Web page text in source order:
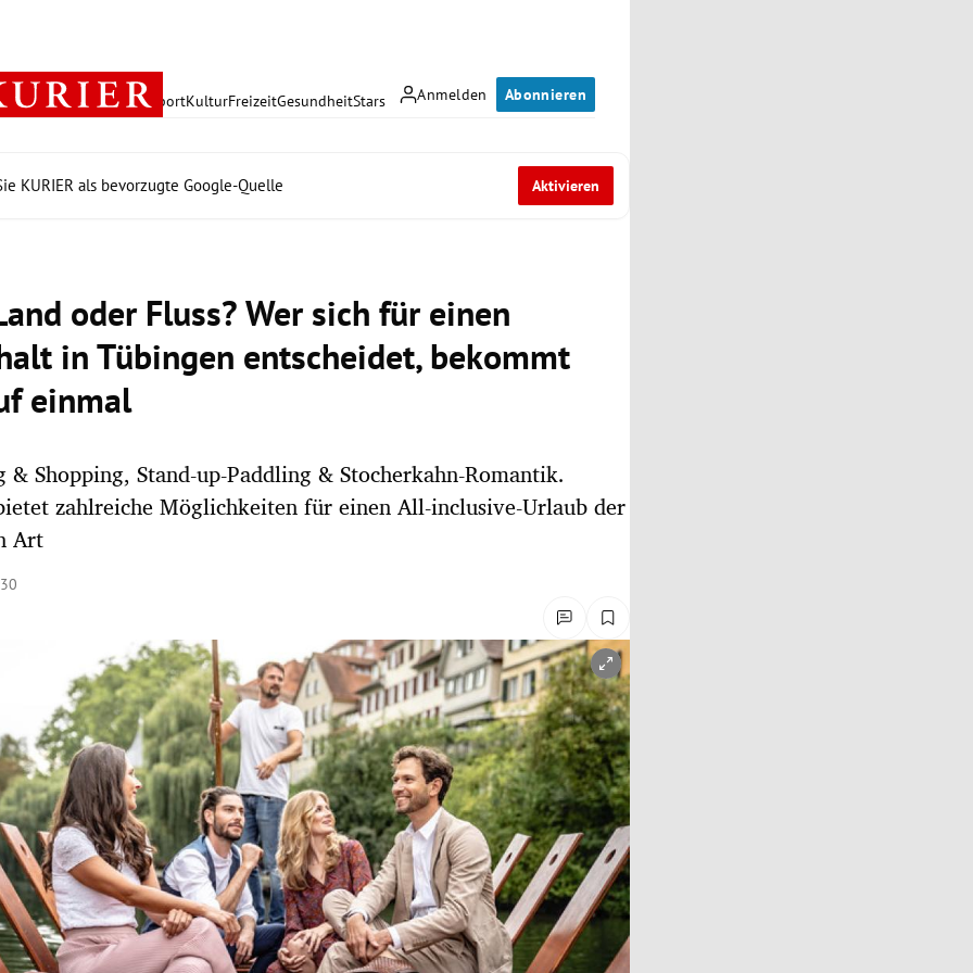
Anmelden Abonnieren
PolitikWirtschaft SportKulturFreizeitGesundheitStars
KURIER als bevorzugte Google-Quelle Aktivieren
oder Fluss? Wer sich für einen
in Tübingen entscheidet, bekommt
einmal
& Shopping, Stand-up-Paddling & Stocherkahn-Romantik.
zahlreiche Möglichkeiten für einen All-inclusive-Urlaub der
Art
öffnen/schließen